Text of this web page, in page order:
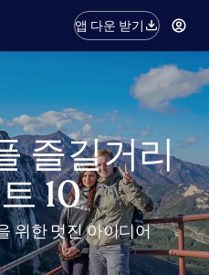
앱 다운 받기
즐길거리
10
위한 멋진 아이디어